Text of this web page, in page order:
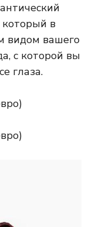
который в
видом вашего
с которой вы
глаза.